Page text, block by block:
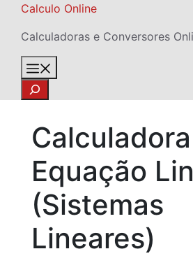
Skip
content
Calculo Online
Calculadoras e Conversores
Search
Equação
(Sistemas
Lineares)